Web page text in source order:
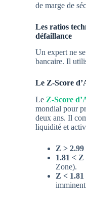
de marge de
Les ratios
défaillance
Un expert ne
bancaire. Il
Le Z-Score
Le Z-Score
mondial pour
deux ans. Il
liquidité et
Z > 2.99
1.81 < Z
Zone).
Z < 1.81